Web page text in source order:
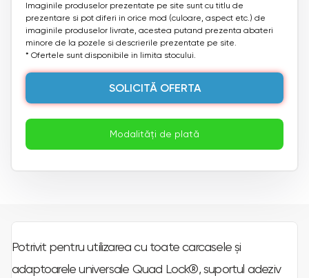
Imaginile produselor prezentate pe site sunt cu titlu de
prezentare si pot diferi in orice mod (culoare, aspect etc.) de
imaginile produselor livrate, acestea putand prezenta abateri
minore de la pozele si descrierile prezentate pe site.
* Ofertele sunt disponibile in limita stocului.
SOLICITĂ OFERTA
Modalități de plată
Potrivit pentru utilizarea cu toate carcasele și
adaptoarele universale Quad Lock®, suportul adeziv